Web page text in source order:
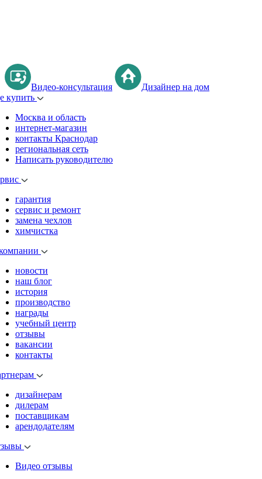
Видео-консультация
Дизайнер на дом
купить
Москва и область
интернет-магазин
контакты Краснодар
региональная сеть
Написать руководителю
гарантия
сервис и ремонт
замена чехлов
химчистка
новости
наш блог
история
производство
награды
учебный центр
отзывы
вакансии
контакты
дизайнерам
дилерам
поставщикам
арендодателям
Видео отзывы